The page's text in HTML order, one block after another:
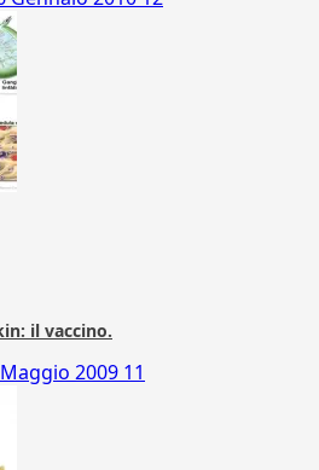
il vaccino.
2009 11